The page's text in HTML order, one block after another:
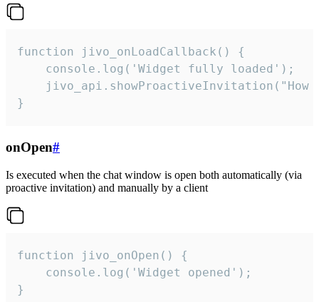
function jivo_onLoadCallback() {
    console.log('Widget fully loaded');
jivo_api.showProactiveInvitation("How
}
onOpen#
Is executed when the chat window is open both automatically (via
proactive invitation) and manually by a client
function jivo_onOpen() {
    console.log('Widget opened');
}